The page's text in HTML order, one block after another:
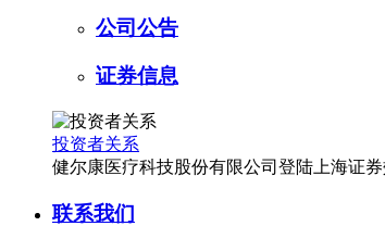
公司公告
证券信息
投资者关系
健尔康医疗科技股份有限公司登陆上海证
联系我们